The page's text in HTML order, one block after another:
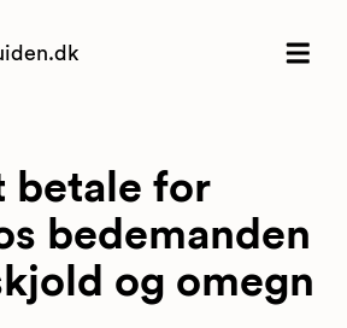
betale for
bedemanden
og omegn